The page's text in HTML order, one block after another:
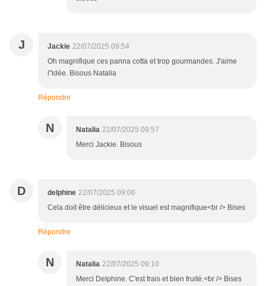
J Jackie 22/07/2025 09:54
Oh magnifique ces panna cotta et trop gourmandes. J'aime
l"idée. Bisous Natalia
Répondre
N Natalia 22/07/2025 09:57
Merci Jackie. Bisous
D delphine 22/07/2025 09:06
Cela doit être délicieux et le visuel est magnifique<br /> Bises
Répondre
N Natalia 22/07/2025 09:10
Merci Delphine. C'est frais et bien fruité.<br /> Bises